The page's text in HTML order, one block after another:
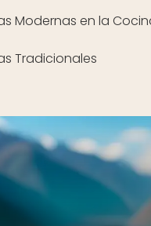
Modernas en la
Tradicionales